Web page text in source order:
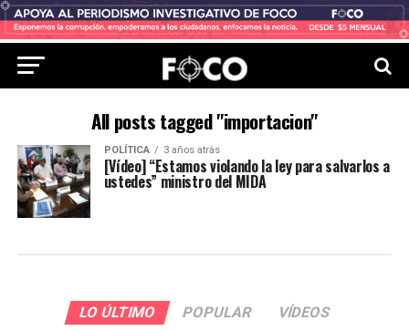
All posts tagged "importacion"
POLÍTICA 3 años atrás
[Vídeo] “Estamos violando la ley para salvarlos a
ustedes” ministro del MIDA
LO ÚLTIMO POPULAR VÍDEOS